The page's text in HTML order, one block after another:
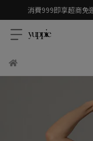
消費999即享超商免